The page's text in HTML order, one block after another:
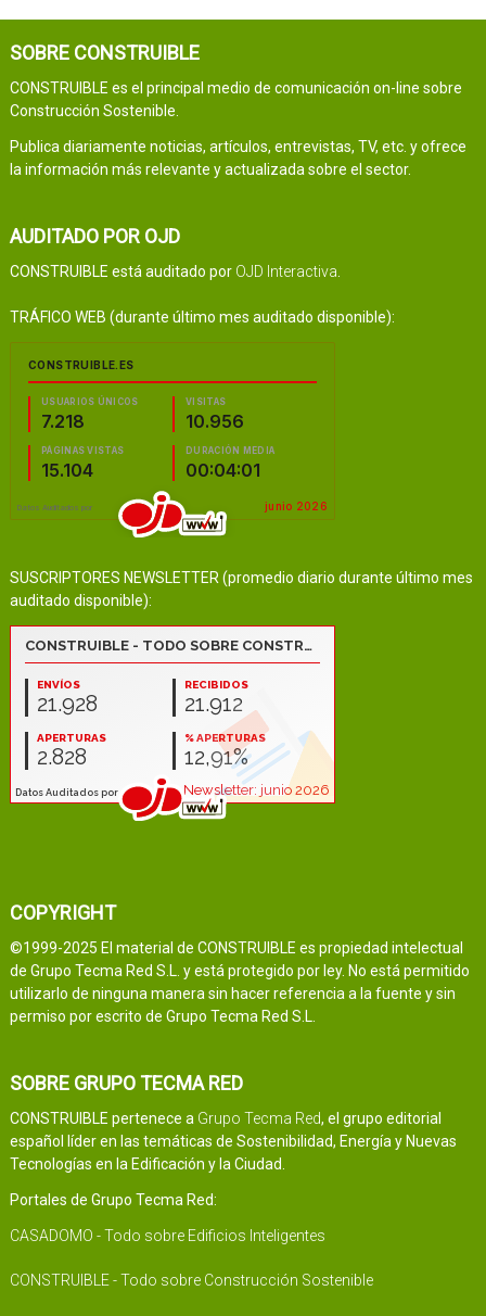
SOBRE CONSTRUIBLE
CONSTRUIBLE es el principal medio de comunicación on-line sobre
Construcción Sostenible.
Publica diariamente noticias, artículos, entrevistas, TV, etc. y ofrece
la información más relevante y actualizada sobre el sector.
AUDITADO POR OJD
CONSTRUIBLE está auditado por OJD Interactiva.
TRÁFICO WEB (durante último mes auditado disponible):
SUSCRIPTORES NEWSLETTER (promedio diario durante último mes
auditado disponible):
COPYRIGHT
©1999-2025 El material de CONSTRUIBLE es propiedad intelectual
de Grupo Tecma Red S.L. y está protegido por ley. No está permitido
utilizarlo de ninguna manera sin hacer referencia a la fuente y sin
permiso por escrito de Grupo Tecma Red S.L.
SOBRE GRUPO TECMA RED
CONSTRUIBLE pertenece a Grupo Tecma Red, el grupo editorial
español líder en las temáticas de Sostenibilidad, Energía y Nuevas
Tecnologías en la Edificación y la Ciudad.
Portales de Grupo Tecma Red:
CASADOMO - Todo sobre Edificios Inteligentes
CONSTRUIBLE - Todo sobre Construcción Sostenible